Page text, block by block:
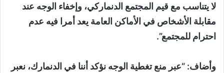
لا يتناسب مع قيم المجتمع الدنماركي، وإخفاء الوجه عند
مقابلة الأشخاص في الأماكن العامة يعد أمرا فيه عدم
احترام للمجتمع”.
وأضاف: “عبر منع تغطية الوجه نؤكد أننا في الدنمارك، نعبر